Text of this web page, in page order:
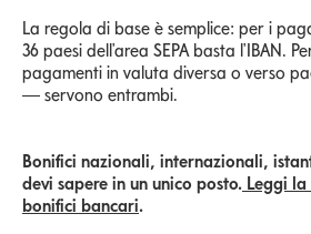
La regola di base è semplice: per i
36 paesi dell'area SEPA basta l'IBAN.
pagamenti in valuta diversa o verso
— servono entrambi.
Bonifici nazionali, internazionali,
devi sapere in un unico posto. Leggi
bonifici bancari.